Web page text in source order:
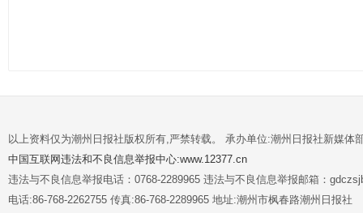
以上资料仅为潮州日报社版权所有,严禁转载。 承办单位:潮州日报社新媒体
中国互联网违法和不良信息举报中心:www.12377.cn
违法与不良信息举报电话：0768-2289965 违法与不良信息举报邮箱：
电话:86-768-2262755 传真:86-768-2289965 地址:潮州市枫春路潮州日报社